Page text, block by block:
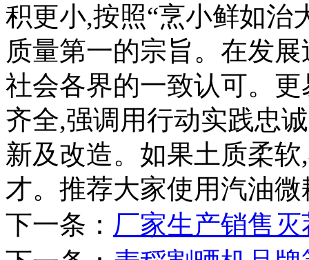
积更小,按照“烹小鲜如治
质量第一的宗旨。在发
社会各界的一致认可。
齐全,强调用行动实践忠
新及改造。如果土质柔
才。推荐大家使用汽油微
下一条： 厂家生产销售